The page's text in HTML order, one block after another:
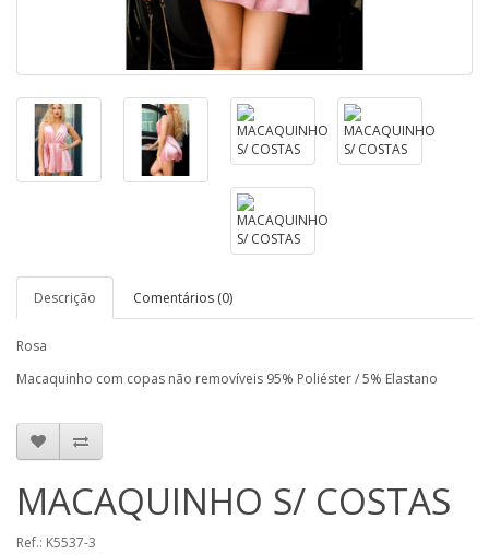
Descrição Comentários (0)
Rosa
Macaquinho com copas não removíveis 95% Poliéster / 5% Elastano
MACAQUINHO S/ COSTAS
Ref.: K5537-3